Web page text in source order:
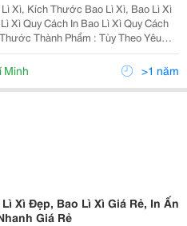
Lì Xì, Kích Thước Bao Lì Xì, Bao Lì Xì
Quy Cách
Kích Thước Chuẩn Gợi
Hoặc 8Cm X 16
Minh >1 năm
Xì Đẹp, Bao Lì Xì Giá Rẻ, In Ấn
Giá Rẻ